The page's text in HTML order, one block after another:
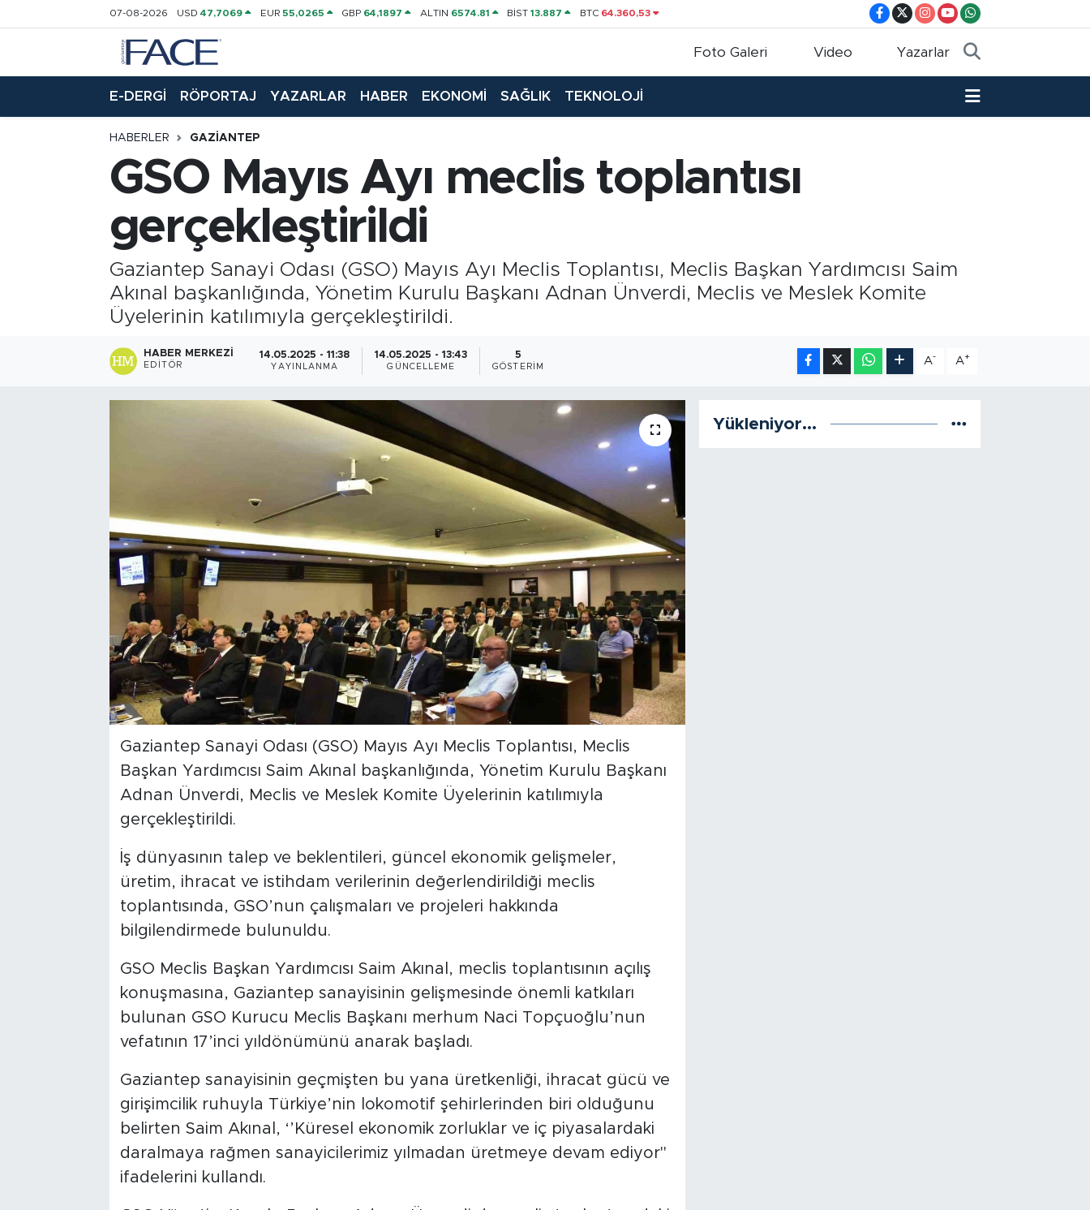
07-08-2026 USD47,7069 EUR 55,0265 GBP 64,1897 ALTIN 6574.81 BİST13.887 BTC 64.360,53
Foto Galeri Video Yazarlar
E-DERGİ RÖPORTAJ YAZARLAR HABER EKONOMİ SAĞLIK TEKNOLOJİ
HABERLER GAZIANTEP
GSO Mayıs Ayı meclis toplantısı
gerçekleştirildi
Gaziantep Sanayi Odası (GSO) Mayıs Ayı Meclis Toplantısı, Meclis Başkan Yardımcısı Saim
Akınal başkanlığında, Yönetim Kurulu Başkanı Adnan Ünverdi, Meclis ve Meslek Komite
Üyelerinin katılımıyla gerçekleştirildi.
HABER MERKEZI
EDITÖR
14.05.2025 - 11:38
YAYINLANMA
14.05.2025 - 13:43
GÜNCELLEME
5
GÖSTERIM
A- A+
Gaziantep Sanayi Odası (GSO) Mayıs Ayı Meclis Toplantısı, Meclis
Başkan Yardımcısı Saim Akınal başkanlığında, Yönetim Kurulu Başkanı
Adnan Ünverdi, Meclis ve Meslek Komite Üyelerinin katılımıyla
gerçekleştirildi.
İş dünyasının talep ve beklentileri, güncel ekonomik gelişmeler,
üretim, ihracat ve istihdam verilerinin değerlendirildiği meclis
toplantısında, GSO’nun çalışmaları ve projeleri hakkında
bilgilendirmede bulunuldu.
GSO Meclis Başkan Yardımcısı Saim Akınal, meclis toplantısının açılış
konuşmasına, Gaziantep sanayisinin gelişmesinde önemli katkıları
bulunan GSO Kurucu Meclis Başkanı merhum Naci Topçuoğlu’nun
vefatının 17’inci yıldönümünü anarak başladı.
Gaziantep sanayisinin geçmişten bu yana üretkenliği, ihracat gücü ve
girişimcilik ruhuyla Türkiye’nin lokomotif şehirlerinden biri olduğunu
belirten Saim Akınal, ‘’Küresel ekonomik zorluklar ve iç piyasalardaki
daralmaya rağmen sanayicilerimiz yılmadan üretmeye devam ediyor"
ifadelerini kullandı.
Yükleniyor...
Nöbetçi Eczaneler
Hava Durumu
Trafik Durumu
Süper Lig Puan Durumu ve Fikstür
Tüm Manşetler
Son Dakika Haberleri
Haber Arşivi